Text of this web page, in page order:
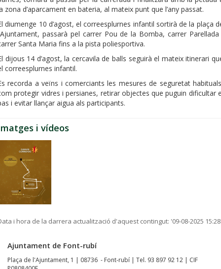
zona d’aparcament en bateria, al mateix punt que l’any passat.
diumenge 10 d’agost, el correesplurnes infantil sortirà de la plaça
passarà pel carrer Pou de la Bomba, carrer
Santa Maria fins a la pista poliesportiva.
dijous 14 d’agost, la cercavila de balls seguirà el mateix itinerari
correesplurnes infantil.
recorda a veïns i comerciants les mesures de seguretat
protegir vidres i persianes, retirar objectes que puguin dificultar
i evitar llançar aigua als participants.
i vídeos
i hora de la darrera actualització d'aquest contingut: '09-08-2025 15:28
Ajuntament de Font-rubí
Plaça de l'Ajuntament, 1 | 08736 - Font-rubí | Tel. 93 897 92 12 | CIF